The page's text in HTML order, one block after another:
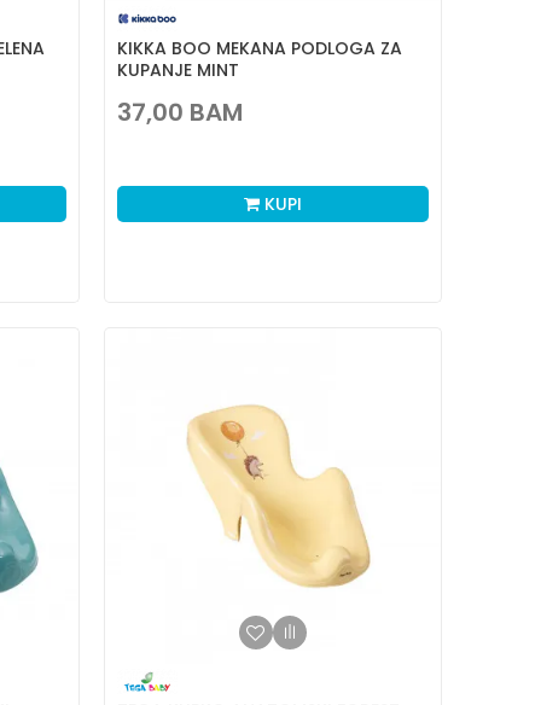
KIKKA BOO MEKANA PODLOGA ZA
KUPANJE MINT
37,00 BAM
KUPI